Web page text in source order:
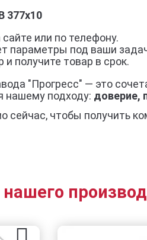
377х10
или по телефону.
параметры под ваши
получите товар в срок.
"Прогресс" — это
нашему подходу: доверие,
сейчас, чтобы получить